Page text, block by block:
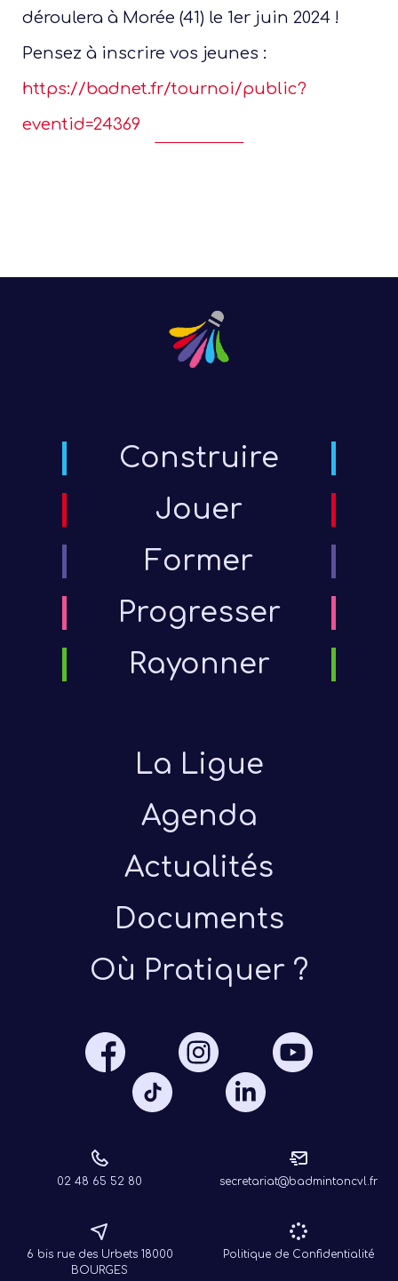
déroulera à Morée (41) le 1er juin 2024 !
Pensez à inscrire vos jeunes :
https://badnet.fr/tournoi/public?
eventid=24369
Construire
Jouer
Former
Progresser
Rayonner
La Ligue
Agenda
Actualités
Documents
Où Pratiquer ?
02 48 65 52 80 secretariat@badmintoncvl.fr
6 bis rue des Urbets 18000
BOURGES
Politique de Confidentialité